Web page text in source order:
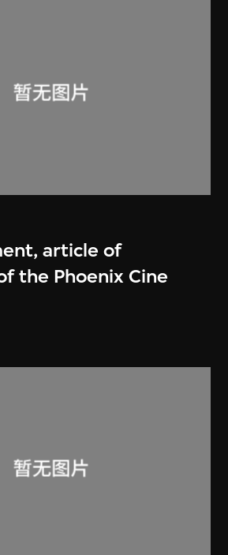
article of
the Phoenix Cine